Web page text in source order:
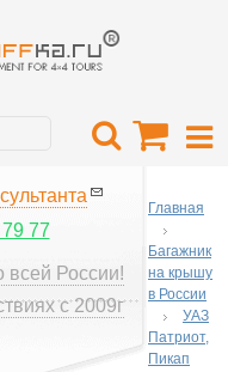
77
всей России!
с 2009г
Главная
Багажник
на крышу
в России
УАЗ
Патриот,
Пикап